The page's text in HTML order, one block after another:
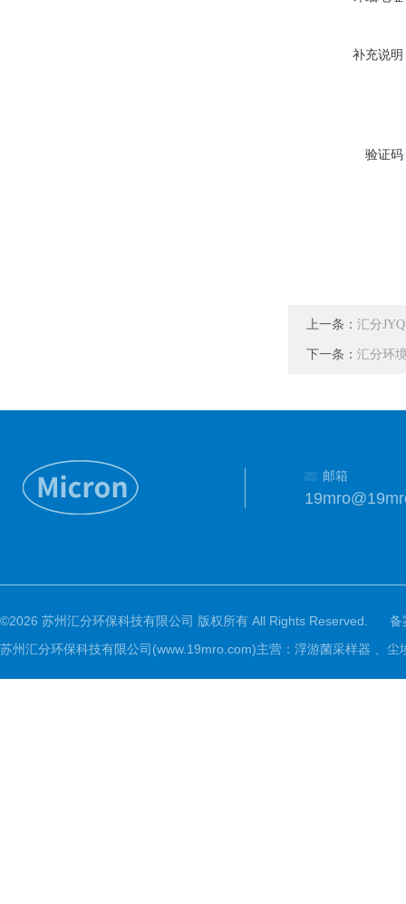
补充说明
验证码
上一条： 汇分
下一条： 汇分环
邮箱
©2026 苏州汇分环保科技有限公司 版权所有 All Rights Reserved.
备
苏州汇分环保科技有限公司(www.19mro.com)主营：浮游菌采样器 、